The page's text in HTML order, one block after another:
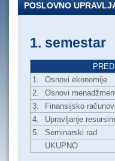
POSLOVNO
1. semestar
1.
Osnovi ekonomije
2.
Osnovi
3.
Finansijsko
4.
Upravljanje
5.
Seminarski rad
UKUPNO